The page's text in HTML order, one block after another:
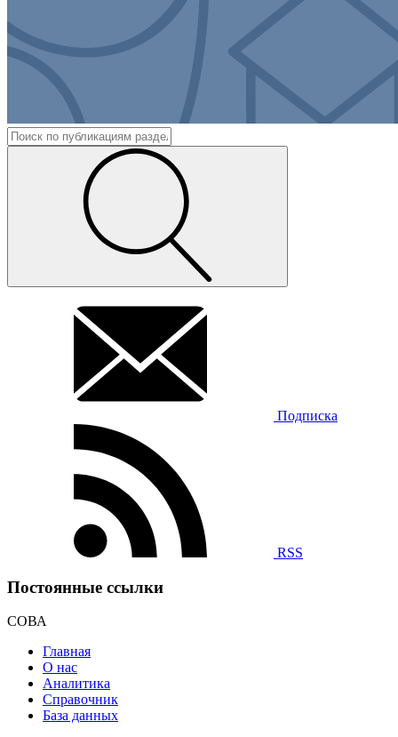
Подписка
RSS
Постоянные ссылки
СОВА
Главная
О нас
Аналитика
Справочник
База данных